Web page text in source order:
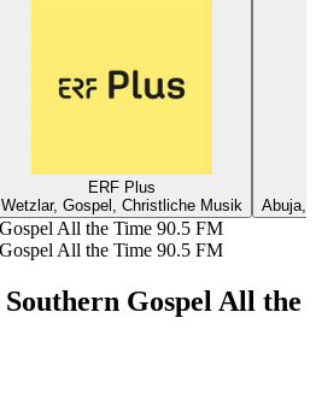
ERF Plus
Wetzlar, Gospel, Christliche Musik
Abuja,
All the Time 90.5 FM
All the Time 90.5 FM
Gospel All the